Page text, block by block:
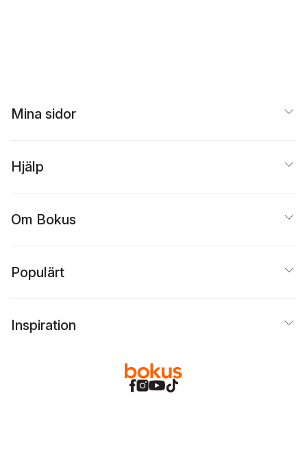
Mina sidor
Hjälp
Om Bokus
Populärt
Inspiration